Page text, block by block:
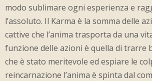
modo sublimare ogni esperienza e
l’assoluto. Il Karma è la somma delle
cattive che l’anima trasporta da una
funzione delle azioni è quella di trarre
che è stato meritevole ed espiare le
reincarnazione l’anima è spinta dal